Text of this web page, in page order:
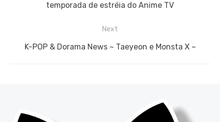
temporada de estréia do Anime TV
Next
Next
K-POP & Dorama News ~ Taeyeon e Monsta X ~